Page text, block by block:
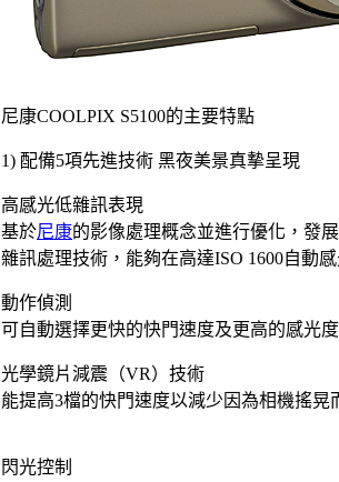
尼康COOLPIX S5100的主要特點
1) 配備5項先進技術 黑夜美景真摰呈現
高感光低雜訊表現
基於尼康的影像處理概念並進行優化，發
雜訊處理技術，能夠在高達ISO 1600自動
動作偵測
可自動選擇更快的快門速度及更高的感光
光學鏡片減震（VR）技術
能提高3檔的快門速度以減少因為相機搖晃
閃光控制